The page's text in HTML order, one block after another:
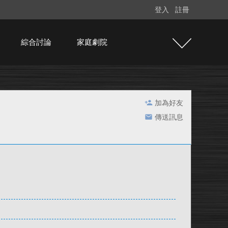
登入 註冊
綜合討論 家庭劇院
加為好友
傳送訊息